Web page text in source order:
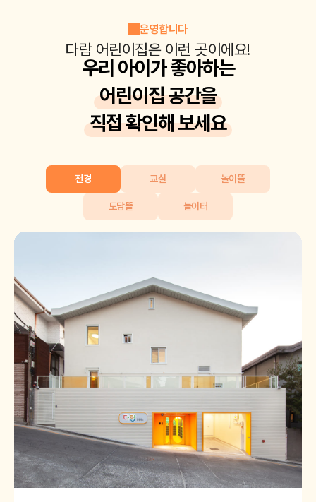
운영합니다
다람 어린이집은 이런 곳이에요!
우리 아이가 좋아하는
어린이집 공간을
직접 확인해 보세요
전경 교실 놀이뜰
도담뜰 놀이터